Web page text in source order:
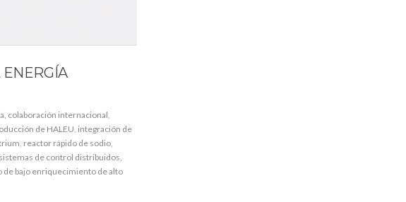
colaboración internacional
de HALEU integración de
reactor rápido de sodio
sistemas de control distribuidos
de bajo enriquecimiento de alto